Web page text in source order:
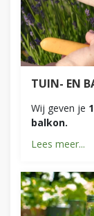
TUIN- EN
Wij geven je
balkon.
Lees meer...